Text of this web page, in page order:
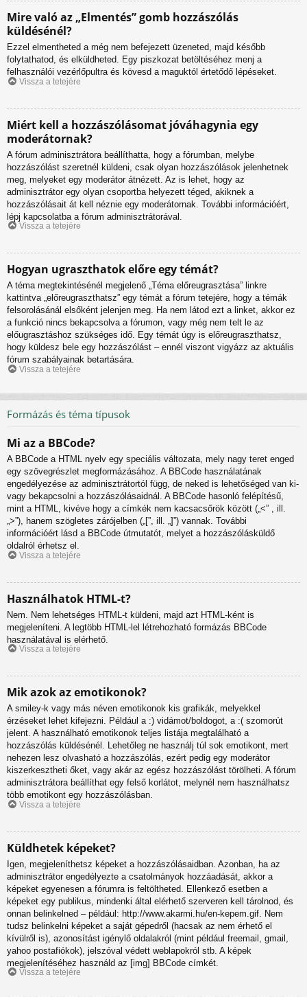
Mire való az „Elmentés” gomb hozzászólás
küldésénél?
Ezzel elmentheted a még nem befejezett üzeneted, majd később
folytathatod, és elküldheted. Egy piszkozat betöltéséhez menj a
felhasználói vezérlőpultra és kövesd a maguktól értetődő lépéseket.
Vissza a tetejére
Miért kell a hozzászólásomat jóváhagynia egy
moderátornak?
A fórum adminisztrátora beállíthatta, hogy a fórumban, melybe
hozzászólást szeretnél küldeni, csak olyan hozzászólások jelenhetnek
meg, melyeket egy moderátor átnézett. Az is lehet, hogy az
adminisztrátor egy olyan csoportba helyezett téged, akiknek a
hozzászólásait át kell néznie egy moderátornak. További információért,
lépj kapcsolatba a fórum adminisztrátorával.
Vissza a tetejére
Hogyan ugraszthatok előre egy témát?
A téma megtekintésénél megjelenő „Téma előreugrasztása” linkre
kattintva „előreugraszthatsz” egy témát a fórum tetejére, hogy a témák
felsorolásánál elsőként jelenjen meg. Ha nem látod ezt a linket, akkor ez
a funkció nincs bekapcsolva a fórumon, vagy még nem telt le az
előugrasztáshoz szükséges idő. Egy témát úgy is előreugraszthatsz,
hogy küldesz bele egy hozzászólást – ennél viszont vigyázz az aktuális
fórum szabályainak betartására.
Vissza a tetejére
Formázás és téma típusok
Mi az a BBCode?
A BBCode a HTML nyelv egy speciális változata, mely nagy teret enged
egy szövegrészlet megformázásához. A BBCode használatának
engedélyezése az adminisztrátortól függ, de neked is lehetőséged van ki-
vagy bekapcsolni a hozzászólásaidnál. A BBCode hasonló felépítésű,
mint a HTML, kivéve hogy a címkék nem kacsacsőrök között („<” , ill.
„>”), hanem szögletes zárójelben („[”, ill. „]”) vannak. További
információért lásd a BBCode útmutatót, melyet a hozzászólásküldő
oldalról érhetsz el.
Vissza a tetejére
Használhatok HTML-t?
Nem. Nem lehetséges HTML-t küldeni, majd azt HTML-ként is
megjeleníteni. A legtöbb HTML-lel létrehozható formázás BBCode
használatával is elérhető.
Vissza a tetejére
Mik azok az emotikonok?
A smiley-k vagy más néven emotikonok kis grafikák, melyekkel
érzéseket lehet kifejezni. Például a :) vidámot/boldogot, a :( szomorút
jelent. A használható emotikonok teljes listája megtalálható a
hozzászólás küldésénél. Lehetőleg ne használj túl sok emotikont, mert
nehezen lesz olvasható a hozzászólás, ezért pedig egy moderátor
kiszerkesztheti őket, vagy akár az egész hozzászólást törölheti. A fórum
adminisztrátora beállíthat egy felső korlátot, melynél nem használhatsz
több emotikont egy hozzászólásban.
Vissza a tetejére
Küldhetek képeket?
Igen, megjeleníthetsz képeket a hozzászólásaidban. Azonban, ha az
adminisztrátor engedélyezte a csatolmányok hozzáadását, akkor a
képeket egyenesen a fórumra is feltöltheted. Ellenkező esetben a
képeket egy publikus, mindenki által elérhető szerveren kell tárolnod, és
onnan belinkelned – például: http://www.akarmi.hu/en-kepem.gif. Nem
tudsz belinkelni képeket a saját gépedről (hacsak az nem érhető el
kívülről is), azonosítást igénylő oldalakról (mint például freemail, gmail,
yahoo postafiókok), jelszóval védett weblapokról stb. A képek
megjelenítéséhez használd az [img] BBCode címkét.
Vissza a tetejére